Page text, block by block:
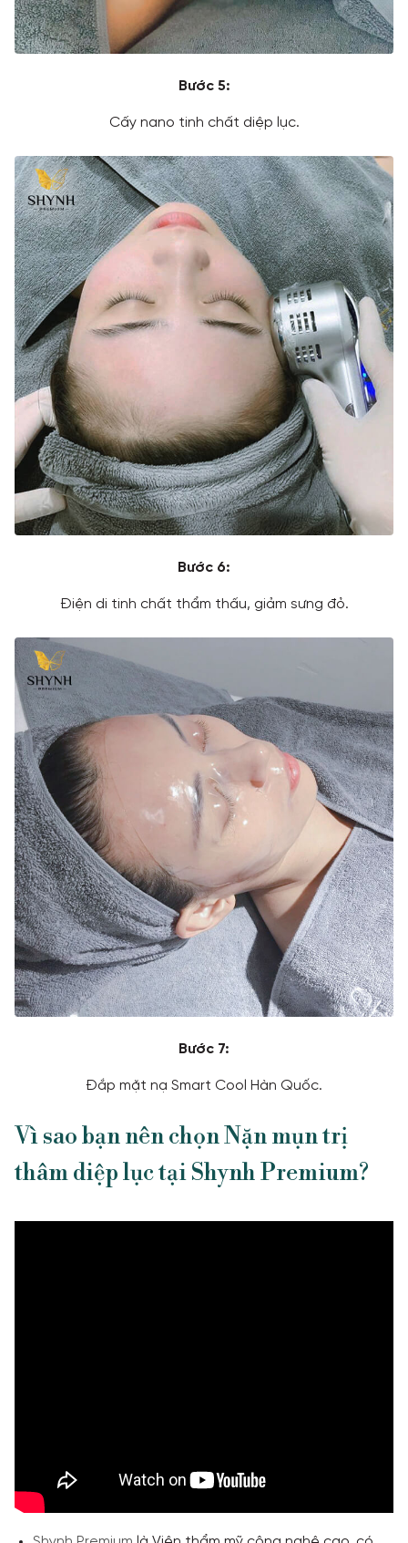
Bước 5:
Cấy nano tinh chất diệp lục.
Bước 6:
Điện di tinh chất thẩm thấu, giảm sưng đỏ.
Bước 7:
Đắp mặt nạ Smart Cool Hàn Quốc.
Vì sao bạn nên chọn Nặn mụn trị
thâm diệp lục tại Shynh Premium?